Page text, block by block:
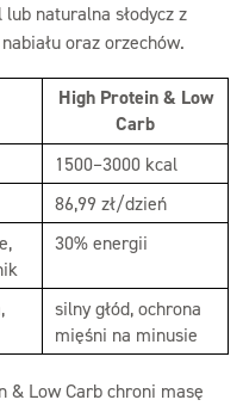
naturalna słodycz z
oraz orzechów.
High Protein & Low
Carb
1500–3000 kcal
86,99 zł/dzień
30% energii
silny głód, ochrona
mięśni na minusie
& Low Carb chroni masę